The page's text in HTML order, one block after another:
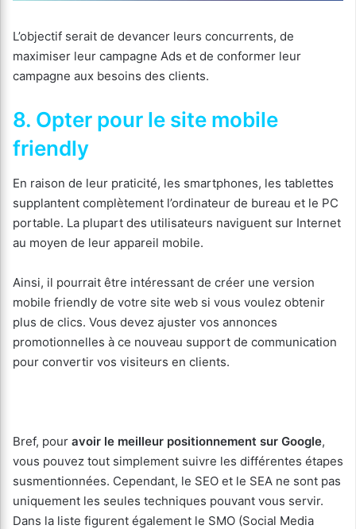
L’objectif serait de devancer leurs concurrents, de
maximiser leur campagne Ads et de conformer leur
campagne aux besoins des clients.
8. Opter pour le site mobile
friendly
En raison de leur praticité, les smartphones, les tablettes
supplantent complètement l’ordinateur de bureau et le PC
portable. La plupart des utilisateurs naviguent sur Internet
au moyen de leur appareil mobile.
Ainsi, il pourrait être intéressant de créer une version
mobile friendly de votre site web si vous voulez obtenir
plus de clics. Vous devez ajuster vos annonces
promotionnelles à ce nouveau support de communication
pour convertir vos visiteurs en clients.
Bref, pour avoir le meilleur positionnement sur Google,
vous pouvez tout simplement suivre les différentes étapes
susmentionnées. Cependant, le SEO et le SEA ne sont pas
uniquement les seules techniques pouvant vous servir.
Dans la liste figurent également le SMO (Social Media